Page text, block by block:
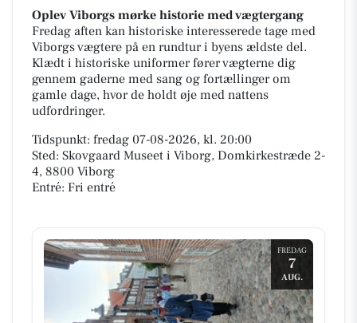
Oplev Viborgs mørke historie med vægtergang
Fredag aften kan historiske interesserede tage med
Viborgs vægtere på en rundtur i byens ældste del.
Klædt i historiske uniformer fører vægterne dig
gennem gaderne med sang og fortællinger om
gamle dage, hvor de holdt øje med nattens
udfordringer.
Tidspunkt: fredag 07-08-2026, kl. 20:00
Sted: Skovgaard Museet i Viborg, Domkirkestræde 2-
4, 8800 Viborg
Entré: Fri entré
FREDAG
7
AUG.